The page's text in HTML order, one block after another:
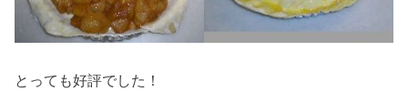
とっても好評でした！